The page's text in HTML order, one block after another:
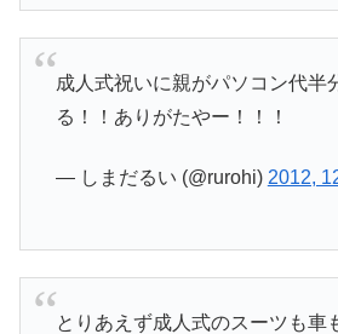
成人式祝いに親がパソコン代半
る！！ありがたやー！！！
— しまだるい (@rurohi) 2012,
とりあえず成人式のスーツも車